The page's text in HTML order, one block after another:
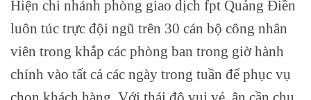
Hiện chi nhánh phòng giao dịch fpt Quảng Điền
luôn túc trực đội ngũ trên 30 cán bộ công nhân
viên trong khắp các phòng ban trong giờ hành
chính vào tất cả các ngày trong tuần để phục vụ